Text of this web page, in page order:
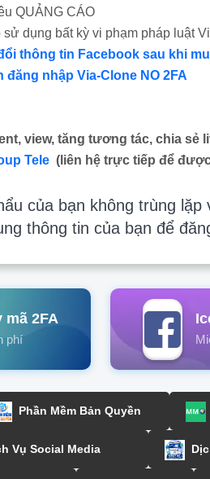
QUẢNG CÁO
dụng bất kỳ vi phạm pháp luật
thông tin Facebook sau khi
đăng nhập Via-Clone NO 2FA
view, tăng tương tác, chia sẻ
Tele (liên hệ trực tiếp để
của bạn không trùng
thông tin của bạn để
mã 2FA
phí
Phần Mềm Bản Quyền
Vụ Social Media